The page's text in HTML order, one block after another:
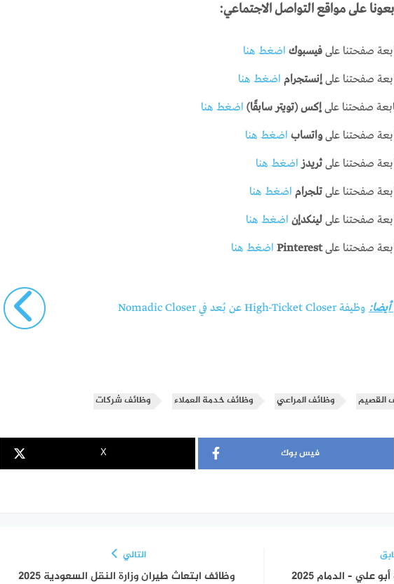
على مواقع التواصل الاجتماعي:
صفحتنا على فيسبوك اضغط هنا
صفحتنا علىإنستجرام اضغط هنا
صفحتنا علىإكس (تويتر سابقًا) اضغط هنا
صفحتنا علىواتساب اضغط هنا
صفحتنا على ثريدز اضغط هنا
صفحتنا على تلجرام اضغط هنا
صفحتنا على لينكدإن اضغط هنا
صفحتنا علىPinterest اضغط هنا
أيضا: وظيفة High-Ticket Closer عن بُعد في Nomadic Closer
القصيم وظائف المراعي وظائف خدمة العملاء وظائف شركات
فيس بوك X
– الدمام 2025
التالي
وظائف ابتعاث طيران وزارة النقل السعودية 2025